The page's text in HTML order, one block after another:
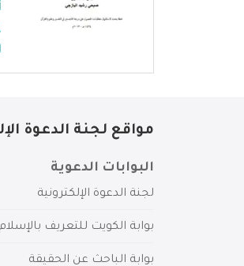
مواقع لجنة الدعوة
البوابات الدعوية
لجنة الدعوة الإلكترونية
بوابة الكويت للتعريف بالإسلام
بوابة الباحث عن الحقيقة